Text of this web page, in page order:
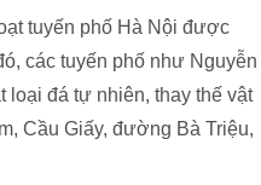
tuyến phố Hà Nội được
các tuyến phố như Nguyễn
loại đá tự nhiên, thay thế vật
Cầu Giấy, đường Bà Triệu,